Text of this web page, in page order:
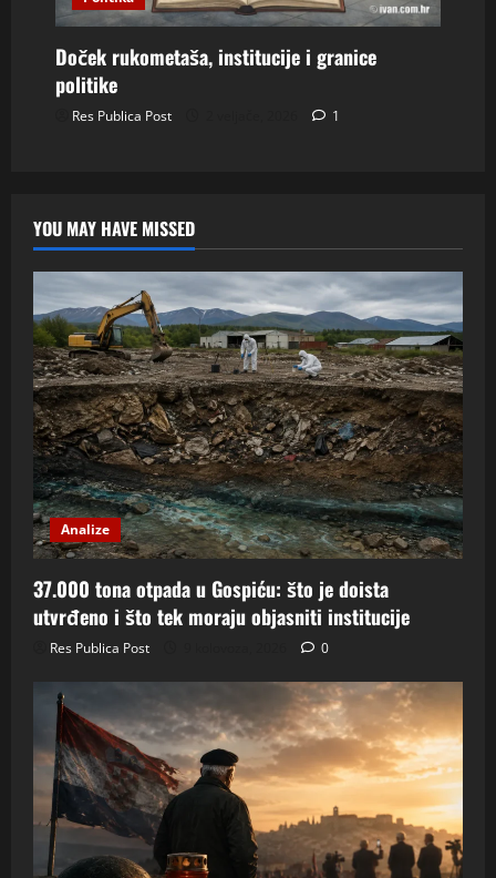
Doček rukometaša, institucije i granice
politike
Res Publica Post 1
YOU MAY HAVE MISSED
Analize
37.000 tona otpada u Gospiću: što je doista
utvrđeno i što tek moraju objasniti institucije
Res Publica Post 0